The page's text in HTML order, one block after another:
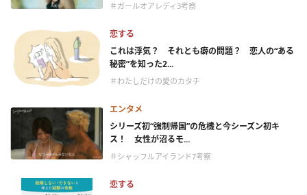
＃ガールオアレディ3考察
恋する
これは浮気？ それとも癖の問題？ 恋人の“ある
秘密”を知った2...
＃わたしだけの愛のカタチ
エンタメ
シリーズ初“強制帰国”の危機と今シーズン初キ
ス！ 女性が沼るモ...
＃シャッフルアイランド7考察
恋する